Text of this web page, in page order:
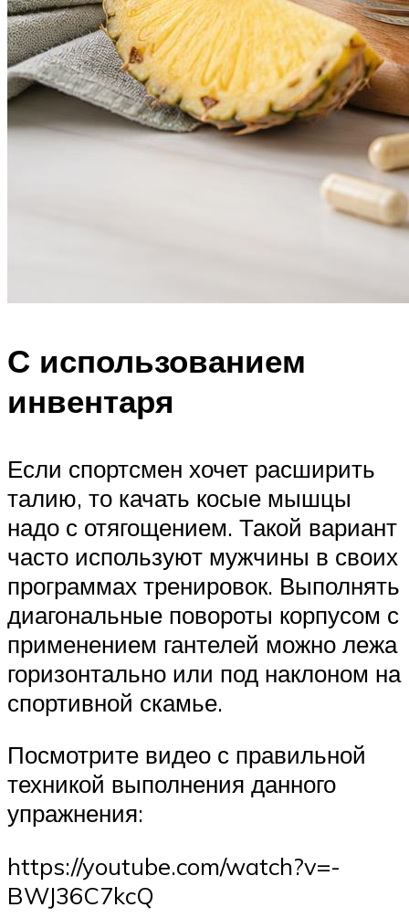
С использованием
инвентаря
Если спортсмен хочет расширить
талию, то качать косые мышцы
надо с отягощением. Такой вариант
часто используют мужчины в своих
программах тренировок. Выполнять
диагональные повороты корпусом с
применением гантелей можно лежа
горизонтально или под наклоном на
спортивной скамье.
Посмотрите видео с правильной
техникой выполнения данного
упражнения:
https://youtube.com/watch?v=-
BWJ36C7kcQ